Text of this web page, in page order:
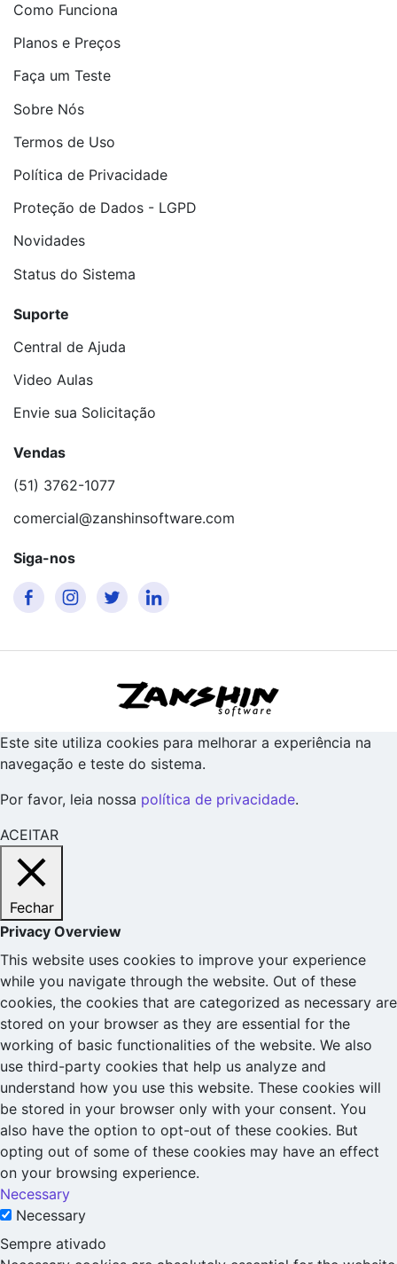
Como Funciona
Planos e Preços
Faça um Teste
Sobre Nós
Termos de Uso
Política de Privacidade
Proteção de Dados - LGPD
Novidades
Status do Sistema
Suporte
Central de Ajuda
Video Aulas
Envie sua Solicitação
Vendas
(51) 3762-1077
comercial@zanshinsoftware.com
Siga-nos
Este site utiliza cookies para melhorar a experiência na
navegação e teste do sistema.
Por favor, leia nossa política de privacidade.
ACEITAR
Fechar
Privacy Overview
This website uses cookies to improve your experience
while you navigate through the website. Out of these
cookies, the cookies that are categorized as necessary are
stored on your browser as they are essential for the
working of basic functionalities of the website. We also
use third-party cookies that help us analyze and
understand how you use this website. These cookies will
be stored in your browser only with your consent. You
also have the option to opt-out of these cookies. But
opting out of some of these cookies may have an effect
on your browsing experience.
Necessary
Necessary
Sempre ativado